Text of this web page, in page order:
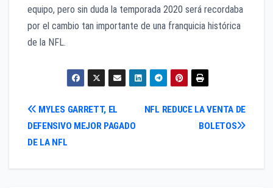
equipo, pero sin duda la temporada 2020 será recordaba
por el cambio tan importante de una franquicia histórica
de la NFL.
Navegación
de
entradas
NFL REDUCE LA VENTA DE
BOLETOS
MYLES GARRETT, EL
DEFENSIVO MEJOR PAGADO
DE LA NFL